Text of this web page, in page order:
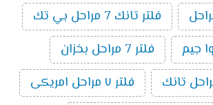
فلتر تانك 7 مراحل بي تك
جيم
فلتر 7 مراحل بخزان
فلتر ٧ مراحل امريكى